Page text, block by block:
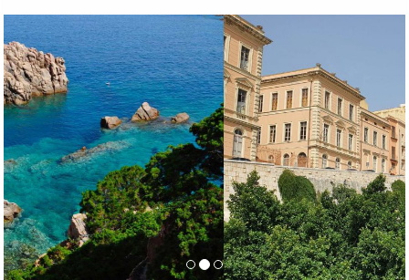
Anterior